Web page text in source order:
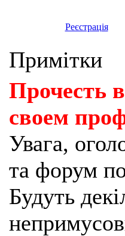
Реєстрація
Примітки
Прочесть
своем
Увага,
та форум
Будуть